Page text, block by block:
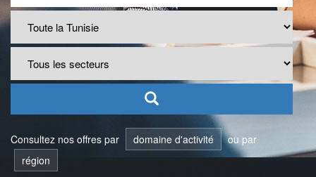
Consultez nos offres par domaine d'activité
ou par
région